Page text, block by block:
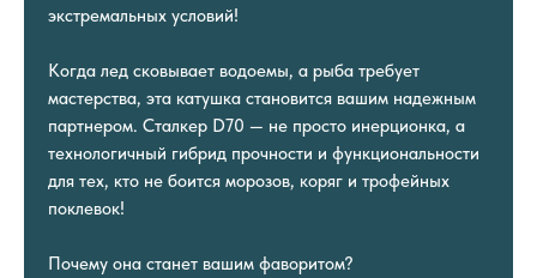
экстремальных условий!
Когда лед сковывает водоемы, а рыба требует
мастерства, эта катушка становится вашим надежным
партнером. Сталкер D70 — не просто инерционка, а
технологичный гибрид прочности и функциональности
для тех, кто не боится морозов, коряг и трофейных
поклевок!
Почему она станет вашим фаворитом?